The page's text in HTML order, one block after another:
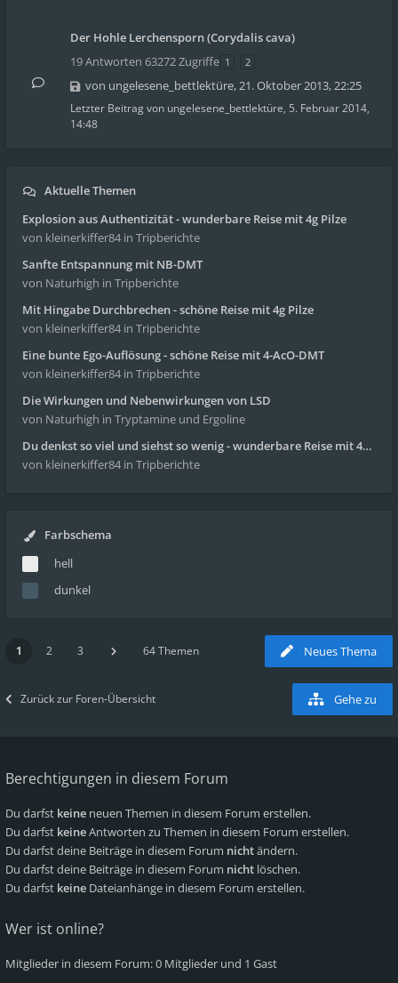
Der Hohle Lerchensporn (Corydalis cava)
19 Antworten 63272 Zugriffe 1 2
von ungelesene_bettlektüre,21. Oktober 2013, 22:25
Letzter Beitrag von ungelesene_bettlektüre, 5. Februar 2014,
14:48
Aktuelle Themen
Explosion aus Authentizität - wunderbare Reise mit 4g Pilze
von kleinerkiffer84 in Tripberichte
Sanfte Entspannung mit NB-DMT
von Naturhigh in Tripberichte
Mit Hingabe Durchbrechen - schöne Reise mit 4g Pilze
von kleinerkiffer84 in Tripberichte
Eine bunte Ego-Auflösung - schöne Reise mit 4-AcO-DMT
von kleinerkiffer84 in Tripberichte
Die Wirkungen und Nebenwirkungen von LSD
von Naturhigh in Tryptamine und Ergoline
Du denkst so viel und siehst so wenig - wunderbare Reise mit 4g Pilze
von kleinerkiffer84 in Tripberichte
Farbschema
hell
dunkel
Neues Thema
1 2 3 64 Themen
Zurück zur Foren-Übersicht Gehe zu
Berechtigungen in diesem Forum
Du darfst keine neuen Themen in diesem Forum erstellen.
Du darfst keineAntworten zu Themen in diesem Forum erstellen.
Du darfst deine Beiträge in diesem Forum nichtändern.
Du darfst deine Beiträge in diesem Forum nicht löschen.
Du darfst keine Dateianhänge in diesem Forum erstellen.
Wer ist online?
Mitglieder in diesem Forum: 0 Mitglieder und 1 Gast